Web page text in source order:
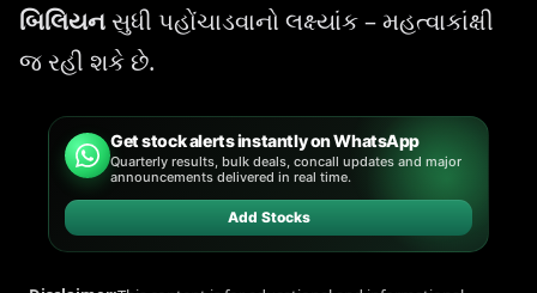
બિલિયનસુધી પહોંચાડવાનો લક્ષ્યાંક – મહત્વાકાંક્ષી
જ રહી શકે છે.
Get stock alerts instantly on WhatsApp
Quarterly results, bulk deals, concall updates and major
announcements delivered in real time.
Add Stocks